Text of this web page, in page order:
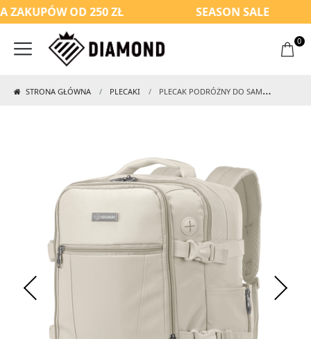
OD 250 ZŁ SEASON SALE
0
STRONA GŁÓWNA PLECAKI PLECAK PODRÓŻNY DO SAMOLOTU 2W1 KABINOWY B604